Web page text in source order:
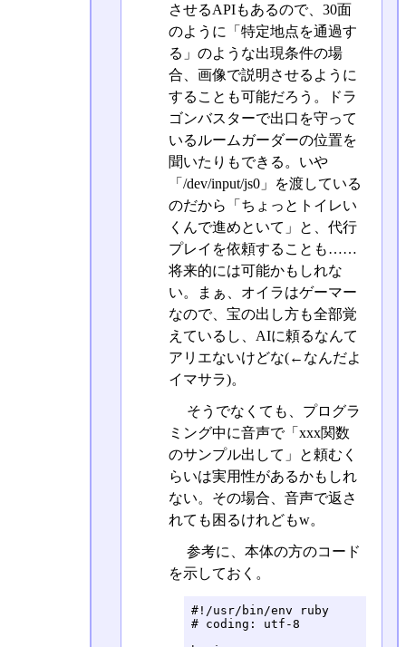
させるAPIもあるので、30面
のように「特定地点を通過す
る」のような出現条件の場
合、画像で説明させるように
することも可能だろう。ドラ
ゴンバスターで出口を守って
いるルームガーダーの位置を
聞いたりもできる。いや
「/dev/input/js0」を渡している
のだから「ちょっとトイレい
くんで進めといて」と、代行
プレイを依頼することも……
将来的には可能かもしれな
い。まぁ、オイラはゲーマー
なので、宝の出し方も全部覚
えているし、AIに頼るなんて
アリエないけどな(←なんだよ
イマサラ)。
そうでなくても、プログラ
ミング中に音声で「xxx関数
のサンプル出して」と頼むく
らいは実用性があるかもしれ
ない。その場合、音声で返さ
れても困るけれどもw。
参考に、本体の方のコード
を示しておく。
#!/usr/bin/env ruby
# coding: utf-8